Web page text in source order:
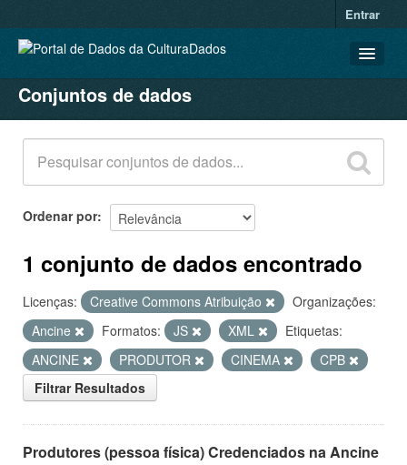
Entrar
CONJUNTOS DE DADOS
ORGANIZAÇÕES
GRUPOS
SOBRE
Conjuntos de dados
Ordenar por
1 conjunto de dados encontrado
Licenças: Creative Commons Atribuição
Organizações:
Ancine
Formatos: JS XML
Etiquetas:
ANCINE
PRODUTOR CINEMA
CPB
Filtrar Resultados
Produtores (pessoa física) Credenciados na Ancine